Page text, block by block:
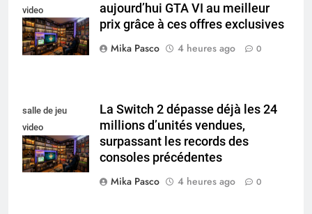
video
collectionneur
aujourd’hui GTA VI au meilleur
prix grâce à ces offres exclusives
Mika Pasco
4 heures ago 0
salle de jeu
video
collectionneur
La Switch 2 dépasse déjà les 24
millions d’unités vendues,
surpassant les records des
consoles précédentes
Mika Pasco
4 heures ago 0